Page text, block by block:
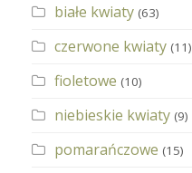
białe kwiaty (63)
czerwone kwiaty (11)
fioletowe (10)
niebieskie kwiaty (9)
pomarańczowe (15)